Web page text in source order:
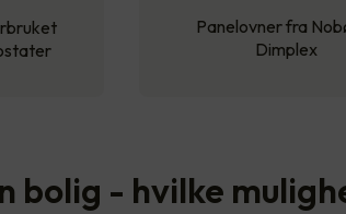
Panelovner fra
Dimplex
bolig - hvilke